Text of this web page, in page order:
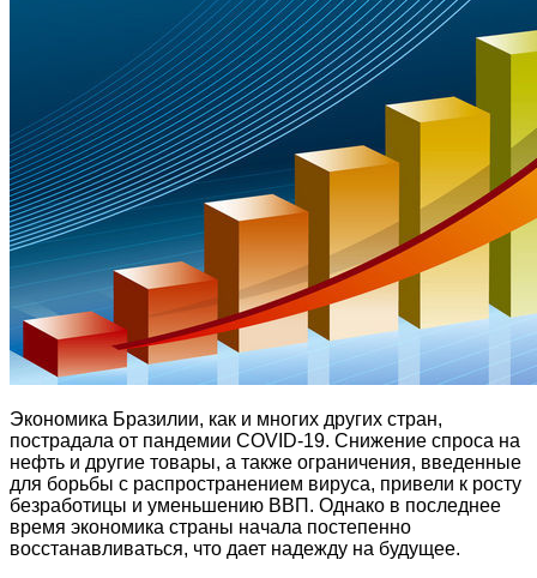
Экономика Бразилии, как и многих других стран,
пострадала от пандемии COVID-19. Снижение спроса на
нефть и другие товары, а также ограничения, введенные
для борьбы с распространением вируса, привели к росту
безработицы и уменьшению ВВП. Однако в последнее
время экономика страны начала постепенно
восстанавливаться, что дает надежду на будущее.